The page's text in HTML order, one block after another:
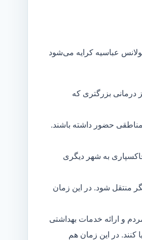
عباسیه کرایه می‌شود
درمانی بزرگتری که
حضور داشته باشند.
به شهر دیگری
منتقل شود. در این زمان
و ارائه خدمات بهداشتی
کنند. در این زمان هم